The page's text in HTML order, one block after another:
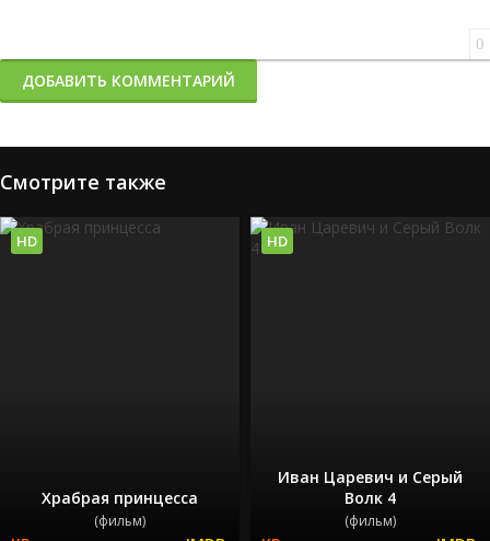
0
ДОБАВИТЬ КОММЕНТАРИЙ
Смотрите также
Храбрая принцесса
(фильм)
HD
Иван Царевич и Серый
Волк 4
(фильм)
HD